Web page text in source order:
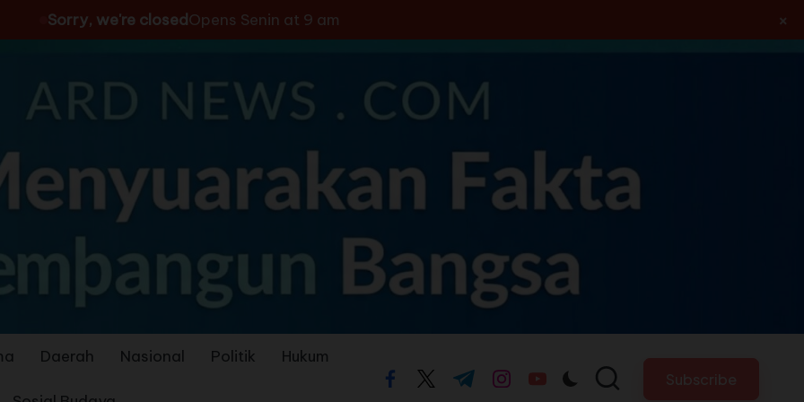
Sorry, we're closedOpens Senin at 9 am ×
Daerah Nasional Politik Hukum